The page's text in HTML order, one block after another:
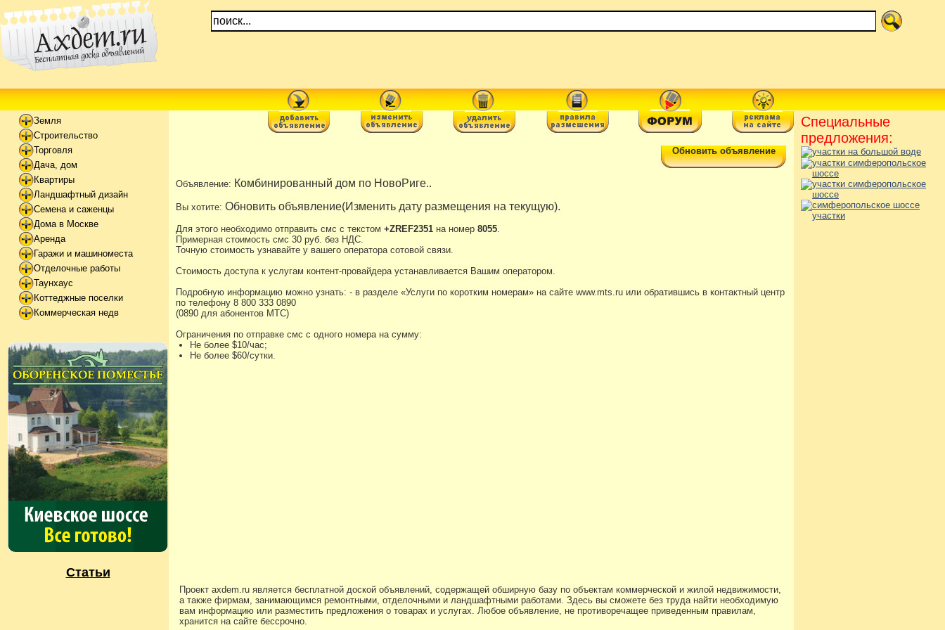
Земля
Строительство
Торговля
Дача, дом
Квартиры
Ландшафтный дизайн
Семена и саженцы
Дома в Москве
Аренда
Гаражи и машиноместа
Отделочные работы
Таунхаус
Коттеджные поселки
Коммерческая недв
Статьи
Обновить объявление
Объявление: Комбинированный дом по НовоРиге..
Вы хотите: Обновить объявление(Изменить дату размещения на текущую).
Для этого необходимо отправить смс с текстом +ZREF2351 на номер 8055.
Примерная стоимость смс 30 руб. без НДС.
Точную стоимость узнавайте у вашего оператора сотовой связи.
Стоимость доступа к услугам контент-провайдера устанавливается Вашим оператором.
Подробную информацию можно узнать: - в разделе «Услуги по коротким номерам» на сайте www.mts.ru или обратившись в контактный центр
по телефону 8 800 333 0890
(0890 для абонентов МТС)
Ограничения по отправке смс с одного номера на сумму:
Не более $10/час;
Не более $60/сутки.
Специальные
предложения:
Проект axdem.ru является бесплатной доской объявлений, содержащей обширную базу по объектам коммерческой и жилой недвижимости,
а также фирмам, занимающимся ремонтными, отделочными и ландшафтными работами. Здесь вы сможете без труда найти необходимую
вам информацию или разместить предложения о товарах и услугах. Любое объявление, не противоречащее приведенным правилам,
хранится на сайте бессрочно.